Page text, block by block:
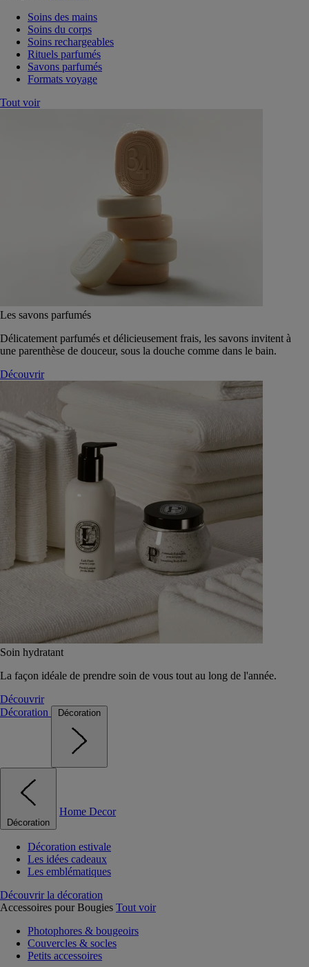
Soins des mains
Soins du corps
Soins rechargeables
Rituels parfumés
Savons parfumés
Formats voyage
Tout voir
Les savons parfumés
Délicatement parfumés et délicieusement frais, les savons invitent à
une parenthèse de douceur, sous la douche comme dans le bain.
Découvrir
Soin hydratant
La façon idéale de prendre soin de vous tout au long de l'année.
Découvrir
Décoration
Décoration
Décoration
Home Decor
Décoration estivale
Les idées cadeaux
Les emblématiques
Découvrir la décoration
Accessoires pour Bougies Tout voir
Photophores & bougeoirs
Couvercles & socles
Petits accessoires